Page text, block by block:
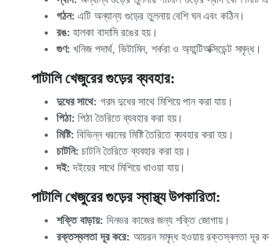
গঠন: এটি অন্যান্য গুড়ের তুলনায় বেশি ঘন এবং কঠিন।
রঙ: হালকা বাদামি রঙের হয়।
গুণ: খনিজ পদার্থ, ভিটামিন, শর্করা ও অ্যান্টিঅক্সিডেন্ট সমৃদ্ধ।
পাটালি খেজুরের গুড়ের ব্যবহার:
দুধের সাথে: গরম দুধের সাথে মিশিয়ে পান করা যায়।
পিঠা: পিঠা তৈরিতে ব্যবহার করা হয়।
মিষ্টি: বিভিন্ন ধরনের মিষ্টি তৈরিতে ব্যবহার করা হয়।
চাটনি: চাটনি তৈরিতে ব্যবহার করা হয়।
দই: দইয়ের সাথে মিশিয়ে খাওয়া যায়।
পাটালি খেজুরের গুড়ের স্বাস্থ্য উপকারিতা:
শক্তি বাড়ায়: দিনভর কাজের জন্য শক্তি জোগায়।
রক্তস্বলতা দূর করে: আয়রন সমৃদ্ধ হওয়ায় রক্তস্বলতা দূর